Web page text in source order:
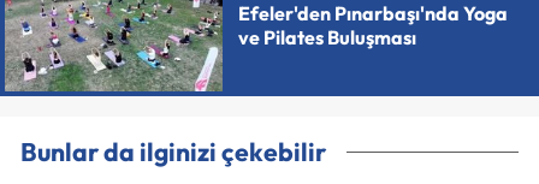
Efeler'den Pınarbaşı'nda Yoga
ve Pilates Buluşması
Bunlar da ilginizi çekebilir